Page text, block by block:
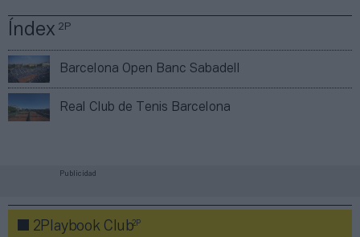
Índex2P
Barcelona Open Banc Sabadell
Real Club de Tenis Barcelona
Publicidad
2Playbook Club2P